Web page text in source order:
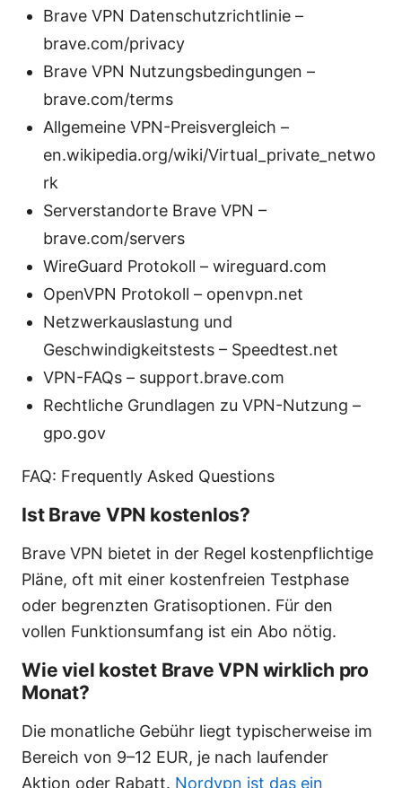
Brave VPN Datenschutzrichtlinie –
brave.com/privacy
Brave VPN Nutzungsbedingungen –
brave.com/terms
Allgemeine VPN-Preisvergleich –
en.wikipedia.org/wiki/Virtual_private_netwo
rk
Serverstandorte Brave VPN –
brave.com/servers
WireGuard Protokoll – wireguard.com
OpenVPN Protokoll – openvpn.net
Netzwerkauslastung und
Geschwindigkeitstests – Speedtest.net
VPN-FAQs – support.brave.com
Rechtliche Grundlagen zu VPN-Nutzung –
gpo.gov
FAQ: Frequently Asked Questions
Ist Brave VPN kostenlos?
Brave VPN bietet in der Regel kostenpflichtige
Pläne, oft mit einer kostenfreien Testphase
oder begrenzten Gratisoptionen. Für den
vollen Funktionsumfang ist ein Abo nötig.
Wie viel kostet Brave VPN wirklich pro
Monat?
Die monatliche Gebühr liegt typischerweise im
Bereich von 9–12 EUR, je nach laufender
Aktion oder Rabatt. Nordvpn ist das ein